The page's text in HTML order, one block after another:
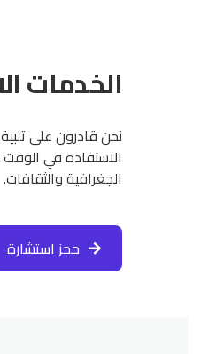
الخدمات
نحن قادرون على
الاستفادة في الوقت
الجغرافية والثقافات.
حجز استشارة